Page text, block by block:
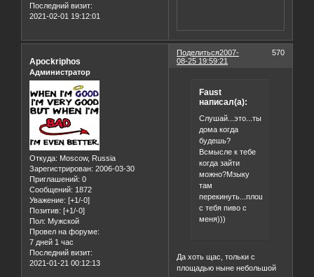
Последний визит:
2021-02-01 19:12:01
Поделиться 570
2007-
08-25 19:59:21
Apockriphos
Администратор
Откуда: Moscow, Russia
Зарегистрирован: 2006-03-30
Приглашений: 0
Сообщений: 1872
Уважение: [+1/-0]
Позитив: [+1/-0]
Пол: Мужской
Провел на форуме:
7 дней 1 час
Последний визит:
2021-01-21 00:12:13
Faust
написал(а):
Слушай...это...ты
дома когда
будешь?
Всмысле к тебе
когда зайти
можно?Мзыку
там
перекинуть...площадь
с тебя пиво с
меня)))
Да хоть щас, тольки с
площадью ныне небольшой